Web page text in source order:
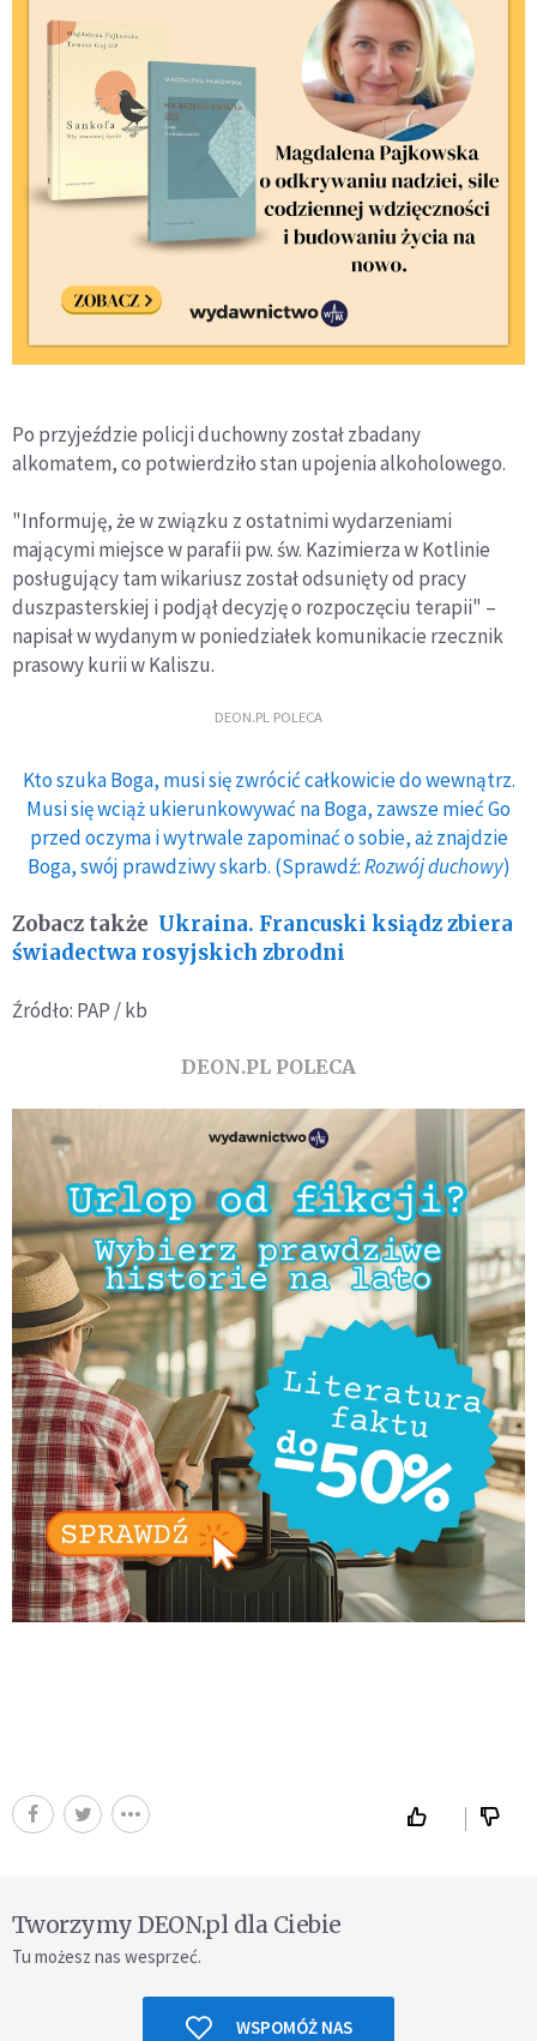
Po przyjeździe policji duchowny został zbadany
alkomatem, co potwierdziło stan upojenia alkoholowego.
"Informuję, że w związku z ostatnimi wydarzeniami
mającymi miejsce w parafii pw. św. Kazimierza w Kotlinie
posługujący tam wikariusz został odsunięty od pracy
duszpasterskiej i podjął decyzję o rozpoczęciu terapii" –
napisał w wydanym w poniedziałek komunikacie rzecznik
prasowy kurii w Kaliszu.
DEON.PL POLECA
Kto szuka Boga, musi się zwrócić całkowicie do wewnątrz.
Musi się wciąż ukierunkowywać na Boga, zawsze mieć Go
przed oczyma i wytrwale zapominać o sobie, aż znajdzie
Boga, swój prawdziwy skarb. (Sprawdź:Rozwój duchowy)
Zobacz także Ukraina. Francuski ksiądz zbiera
świadectwa rosyjskich zbrodni
Źródło: PAP / kb
DEON.PL POLECA
Tworzymy DEON.pl dla Ciebie
Tu możesz nas wesprzeć.
WSPOMÓŻ NAS